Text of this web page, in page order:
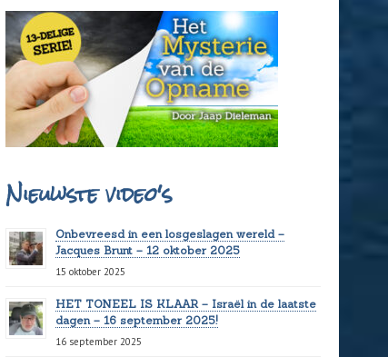
Nieuwste video's
Onbevreesd in een losgeslagen wereld –
Jacques Brunt – 12 oktober 2025
15 oktober 2025
HET TONEEL IS KLAAR – Israël in de laatste
dagen – 16 september 2025!
16 september 2025